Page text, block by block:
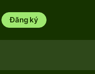
Đăng ký